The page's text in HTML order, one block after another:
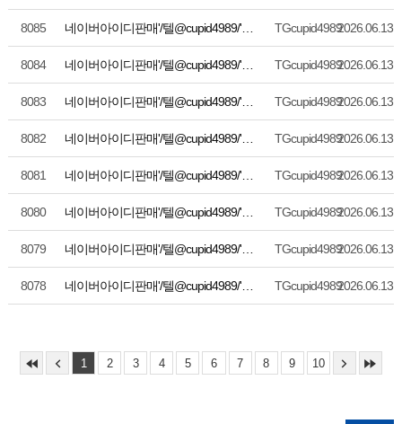
8085 네이버아이디판매'/텔@cupid4989/'틱톡아이디'페이스북'외국인'리뷰'계정'인스타그램'판매'트위터아이디'휴면아이디/TG:@xinxiandb TGcupid49892026.06.13
8084 네이버아이디판매'/텔@cupid4989/'틱톡아이디'페이스북'외국인'리뷰'계정'인스타그램'판매'트위터아이디'휴면아이디/TG:@xinxiandb TGcupid49892026.06.13
8083 네이버아이디판매'/텔@cupid4989/'틱톡아이디'페이스북'외국인'리뷰'계정'인스타그램'판매'트위터아이디'휴면아이디/TG:@xinxiandb TGcupid49892026.06.13
8082 네이버아이디판매'/텔@cupid4989/'틱톡아이디'페이스북'외국인'리뷰'계정'인스타그램'판매'트위터아이디'휴면아이디/TG:@xinxiandb TGcupid49892026.06.13
8081 네이버아이디판매'/텔@cupid4989/'틱톡아이디'페이스북'외국인'리뷰'계정'인스타그램'판매'트위터아이디'휴면아이디/TG:@xinxiandb TGcupid49892026.06.13
8080 네이버아이디판매'/텔@cupid4989/'틱톡아이디'페이스북'외국인'리뷰'계정'인스타그램'판매'트위터아이디'휴면아이디/TG:@xinxiandb TGcupid49892026.06.13
8079 네이버아이디판매'/텔@cupid4989/'틱톡아이디'페이스북'외국인'리뷰'계정'인스타그램'판매'트위터아이디'휴면아이디/TG:@xinxiandb TGcupid49892026.06.13
8078 네이버아이디판매'/텔@cupid4989/'틱톡아이디'페이스북'외국인'리뷰'계정'인스타그램'판매'트위터아이디'휴면아이디/TG:@xinxiandb TGcupid49892026.06.13
1 2 3 4 5 6 7 8 9 10